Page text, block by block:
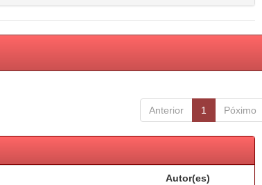
Anterior 1 Póximo
Autor(es)